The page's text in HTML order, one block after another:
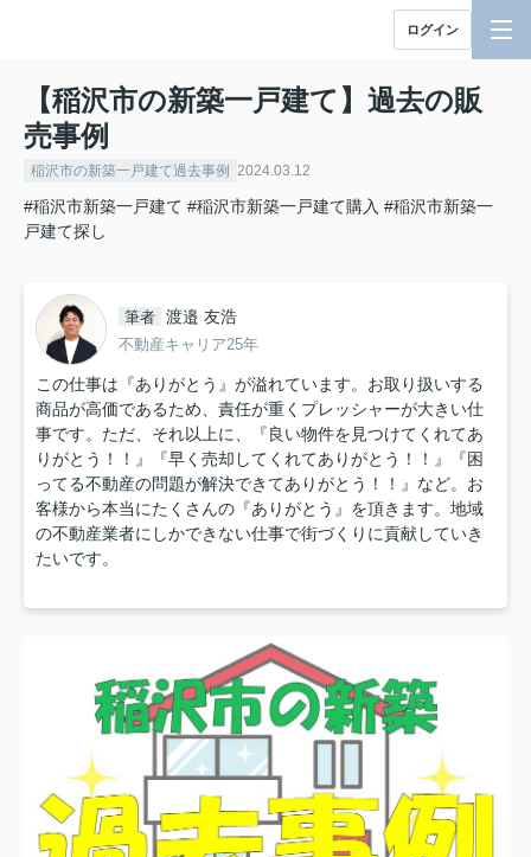
ログイン
【稲沢市の新築一戸建て】過去の販
売事例
稲沢市の新築一戸建て過去事例 2024.03.12
#稲沢市新築一戸建て #稲沢市新築一戸建て購入 #稲沢市新築一
戸建て探し
筆者 渡邉 友浩
不動産キャリア25年
この仕事は『ありがとう』が溢れています。お取り扱いする
商品が高価であるため、責任が重くプレッシャーが大きい仕
事です。ただ、それ以上に、『良い物件を見つけてくれてあ
りがとう！！』『早く売却してくれてありがとう！！』『困
ってる不動産の問題が解決できてありがとう！！』など。お
客様から本当にたくさんの『ありがとう』を頂きます。地域
の不動産業者にしかできない仕事で街づくりに貢献していき
たいです。